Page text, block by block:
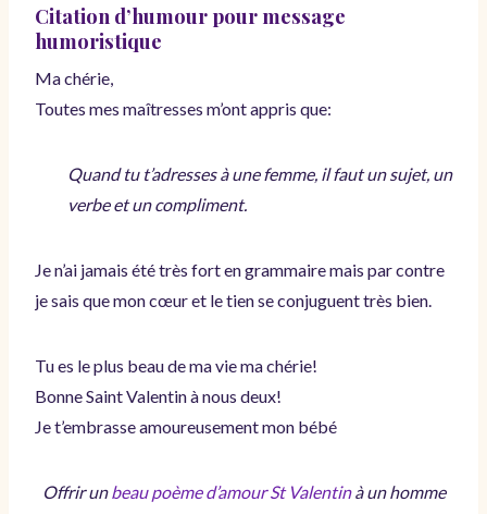
Citation d’humour pour message
humoristique
Ma chérie,
Toutes mes maîtresses m’ont appris que:
Quand tu t’adresses à une femme, il faut un sujet, un
verbe et uncompliment.
Je n’ai jamais été très fort en grammaire mais par contre
je sais que mon cœur et le tien se conjuguent très bien.
Tu es le plus beau de ma vie ma chérie!
Bonne Saint Valentin à nous deux!
Je t’embrasse amoureusement mon bébé
Offrir unbeau poème d’amour St Valentinà un homme